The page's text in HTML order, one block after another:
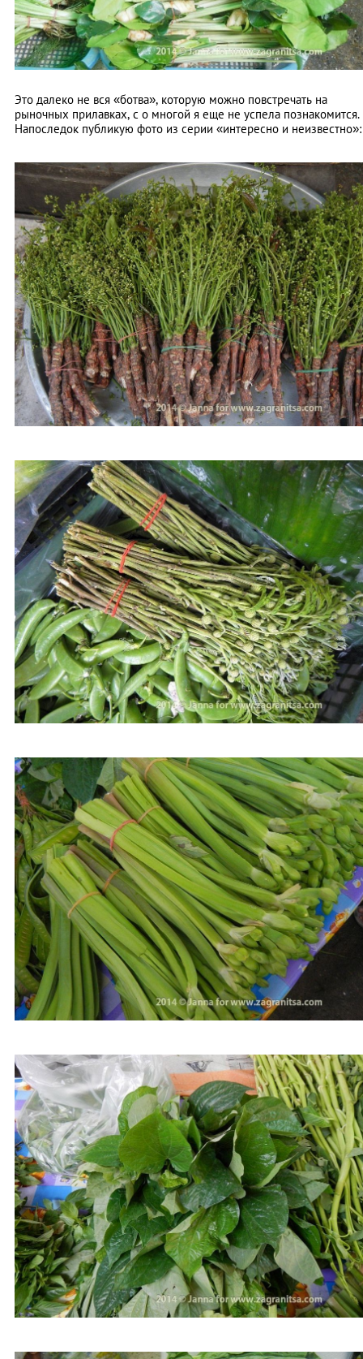
Это далеко не вся «ботва», которую можно повстречать на
рыночных прилавках, с о многой я еще не успела познакомится.
Напоследок публикую фото из серии «интересно и неизвестно»: